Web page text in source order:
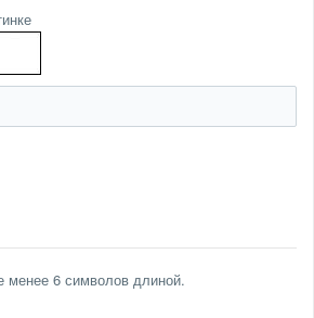
менее 6 символов длиной.